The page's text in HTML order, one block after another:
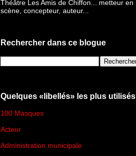
Théâtre Les Amis de Chiffon... metteur en
scène, concepteur, auteur...
Rechercher dans ce blogue
Quelques «libellés» les plus utilisés
100 Masques
Acteur
Administration municipale